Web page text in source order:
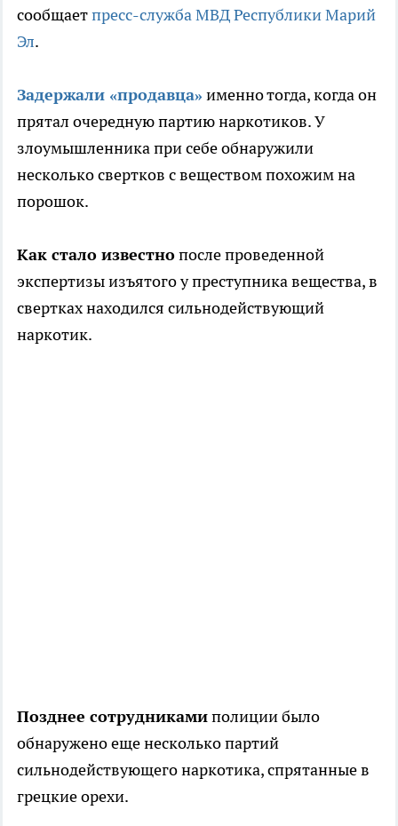
сообщаетпресс-служба МВД Республики Марий
Эл.
Задержали «продавца» именно тогда, когда он
прятал очередную партию наркотиков. У
злоумышленника при себе обнаружили
несколько свертков с веществом похожим на
порошок.
Как стало известнопосле проведенной
экспертизы изъятого у преступника вещества, в
свертках находился сильнодействующий
наркотик.
Позднее сотрудникамиполиции было
обнаружено еще несколько партий
сильнодействующего наркотика, спрятанные в
грецкие орехи.